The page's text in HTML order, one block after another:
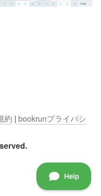
約 | bookrunプライバシ